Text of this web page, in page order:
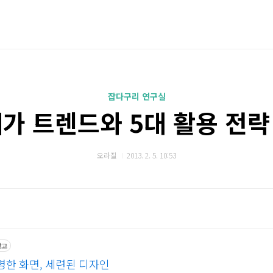
잡다구리 연구실
트렌드와 5대 활용 전
오라질 2013. 2. 5. 10:53
화면, 세련된 디자인